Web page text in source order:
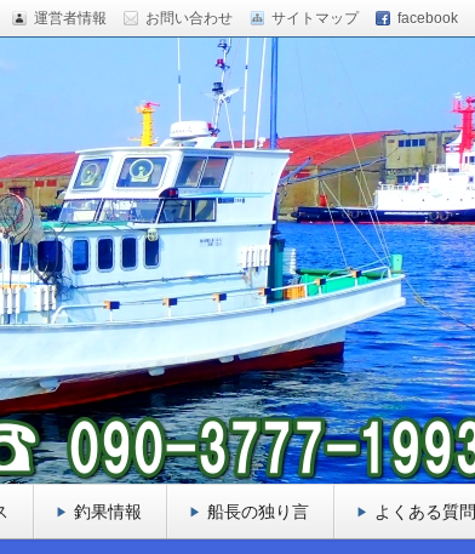
運営者情報 お問い合わせ サイトマップ facebook
々な魚をター
釣果情報 船長の独り言 よくある質問